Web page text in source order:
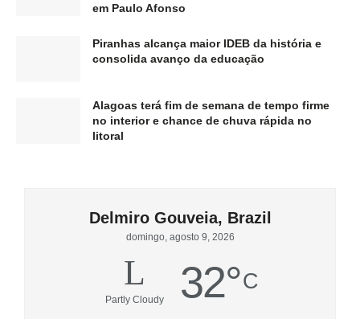
em Paulo Afonso
Piranhas alcança maior IDEB da história e
consolida avanço da educação
Alagoas terá fim de semana de tempo firme
no interior e chance de chuva rápida no
litoral
Delmiro Gouveia, Brazil
domingo, agosto 9, 2026
Partly Cloudy 32°C